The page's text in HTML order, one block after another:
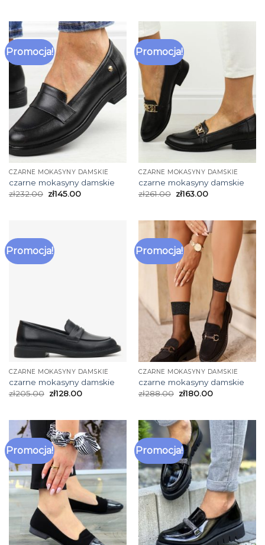
Promocja!
CZARNE MOKASYNY DAMSKIE
czarne mokasyny damskie
zł232.00 zł145.00
Promocja!
CZARNE MOKASYNY DAMSKIE
czarne mokasyny damskie
zł261.00 zł163.00
Promocja!
CZARNE MOKASYNY DAMSKIE
czarne mokasyny damskie
zł205.00 zł128.00
Promocja!
CZARNE MOKASYNY DAMSKIE
czarne mokasyny damskie
zł288.00 zł180.00
Promocja! Promocja!